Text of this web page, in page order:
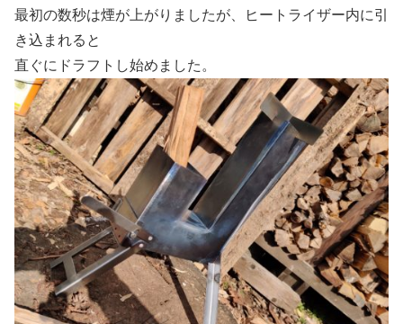
最初の数秒は煙が上がりましたが、ヒートライザー内に引
き込まれると
直ぐにドラフトし始めました。